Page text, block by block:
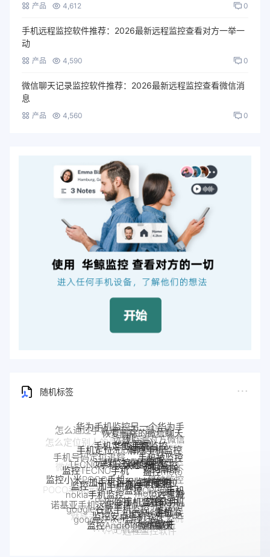
产品 4,612 0
手机远程监控软件推荐：2026最新远程监控查看对方一举一
动
产品 4,590 0
微信聊天记录监控软件推荐：2026最新远程监控查看微信消
息
产品 4,560 0
随机标签
怎么通过手机定位另一部手机
华为手机监控另一个华为手
机
恢复删除的微信聊天
记录
远程监测对方微信
聊天记录
手机号码定位追踪
手机定位app
手机定位追踪
华鲸手机监控
解除手机监控
监听
手机被监控
如何解除
手机是不
是被监控
了
手机被别人
监控了怎么
解除
POCO手机远程监控
监控小米POCO手机
监控TECNO手机
TECNO手机远程监控
远程监控联想手机
联想手机监控
监控moto
手机
摩托罗拉
moto远程监
控
监控真我
手机软件
真我手机远程
监控别人手机
realme手机
监控
怎么远程监控中兴
中兴myos手机监控
魅族手机怎么远程监控另一台手
机
魅族手机监控
诺基亚手机远程监控
nokia手机监控
监控一加手机微信
一加手机远程监控软件
一加手机监控
监控OPPO手机
软件
OPPO手机
定位
OPPO手机远
程监控
手机窃听
VIVO远程监控软件
VIVO手机监控
google Pixel监控
google谷歌手机监控
Pixel监控APP
Pixel手机监控软件
google手机监
控
Android软件
监控Android微信聊天
监控安卓手机软件